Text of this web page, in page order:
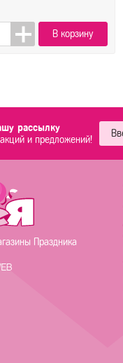
В корзину
рассылку
и предложений!
Праздника